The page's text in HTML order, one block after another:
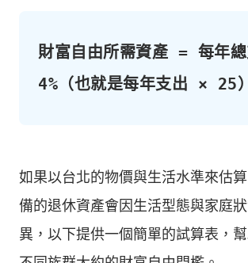
財富自由所需資產 = 每年
如果以台北的物價與生活水準來估
備的退休資產會因生活型態與家庭
異，以下提供一個簡單的試算表，